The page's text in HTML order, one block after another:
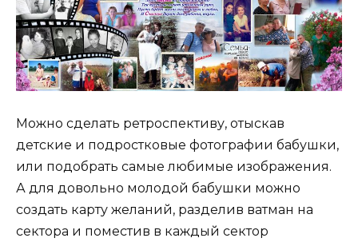
Можно сделать ретроспективу, отыскав
детские и подростковые фотографии бабушки,
или подобрать самые любимые изображения.
А для довольно молодой бабушки можно
создать карту желаний, разделив ватман на
сектора и поместив в каждый сектор